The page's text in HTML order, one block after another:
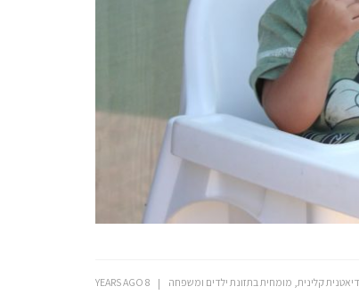
קלינית, מומחית בתזונת ילדים ומשפחה 8 YEARS AGO